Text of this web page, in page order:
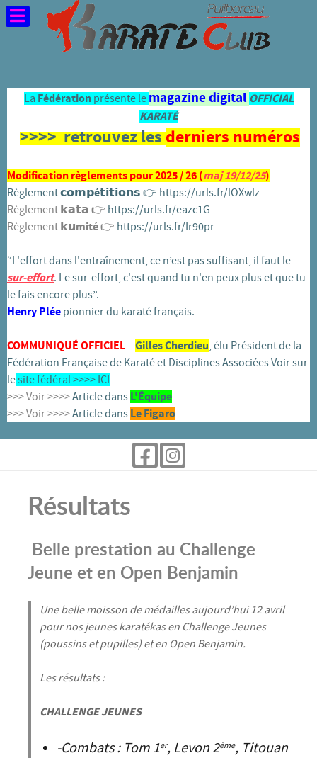
La Fédérationprésente le magazine digital OFFICIAL
KARATÉ
>>>> retrouvez lesderniers numéros
Modification règlements pour 2025 / 26 (maj 19/12/25)
Règlement𝗰𝗼𝗺𝗽é𝘁𝗶𝘁𝗶𝗼𝗻𝘀 👉️ https://urls.fr/lOXwlz
Règlement 𝗸𝗮𝘁𝗮 👉️ https://urls.fr/eazc1G
Règlement 𝗸𝘂mité👉️ https://urls.fr/Ir90pr
“L'effort dans l'entraînement, ce n’est pas suffisant, il faut le
sur-effort. Le sur-effort, c'est quand tu n'en peux plus et que tu
le fais encore plus”.
Henry Plée pionnier du karaté français.
COMMUNIQUÉ OFFICIEL– Gilles Cherdieu, élu Président de la
Fédération Française de Karaté et Disciplines Associées Voir sur
lesite fédéral >>>> ICI
>>> Voir >>>>Article dans L'Équipe
>>> Voir >>>>Article dans Le Figaro
Résultats
Belle prestation au Challenge
Jeune et en Open Benjamin
Une belle moisson de médailles aujourd’hui 12 avril
pour nos jeunes karatékas en Challenge Jeunes
(poussins et pupilles) et en Open Benjamin.
Les résultats :
CHALLENGE JEUNES
-Combats : Tom 1er, Levon 2ème, Titouan